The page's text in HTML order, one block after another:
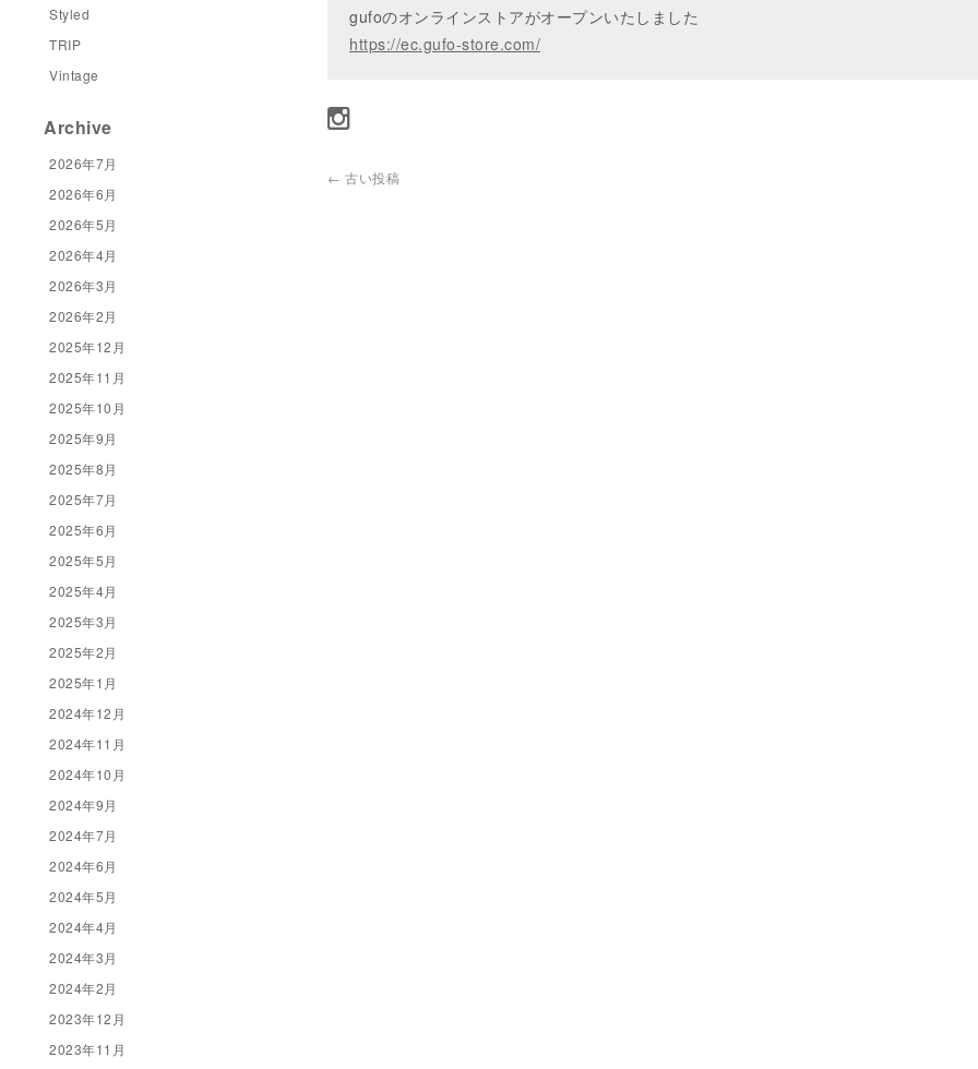
gufoのオンラインストアがオープンいたしました
https://ec.gufo-store.com/
← 古い投稿
Styled
TRIP
Vintage
Archive
2026年7月
2026年6月
2026年5月
2026年4月
2026年3月
2026年2月
2025年12月
2025年11月
2025年10月
2025年9月
2025年8月
2025年7月
2025年6月
2025年5月
2025年4月
2025年3月
2025年2月
2025年1月
2024年12月
2024年11月
2024年10月
2024年9月
2024年7月
2024年6月
2024年5月
2024年4月
2024年3月
2024年2月
2023年12月
2023年11月